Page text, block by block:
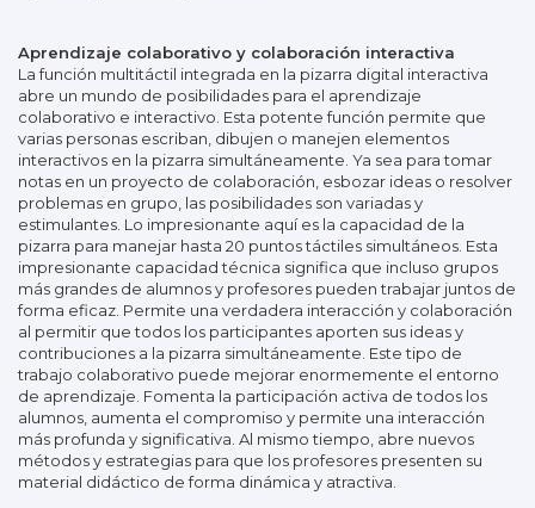
Aprendizaje colaborativo y colaboración interactiva
La función multitáctil integrada en la pizarra digital interactiva
abre un mundo de posibilidades para el aprendizaje
colaborativo e interactivo. Esta potente función permite que
varias personas escriban, dibujen o manejen elementos
interactivos en la pizarra simultáneamente. Ya sea para tomar
notas en un proyecto de colaboración, esbozar ideas o resolver
problemas en grupo, las posibilidades son variadas y
estimulantes. Lo impresionante aquí es la capacidad de la
pizarra para manejar hasta 20 puntos táctiles simultáneos. Esta
impresionante capacidad técnica significa que incluso grupos
más grandes de alumnos y profesores pueden trabajar juntos de
forma eficaz. Permite una verdadera interacción y colaboración
al permitir que todos los participantes aporten sus ideas y
contribuciones a la pizarra simultáneamente. Este tipo de
trabajo colaborativo puede mejorar enormemente el entorno
de aprendizaje. Fomenta la participación activa de todos los
alumnos, aumenta el compromiso y permite una interacción
más profunda y significativa. Al mismo tiempo, abre nuevos
métodos y estrategias para que los profesores presenten su
material didáctico de forma dinámica y atractiva.